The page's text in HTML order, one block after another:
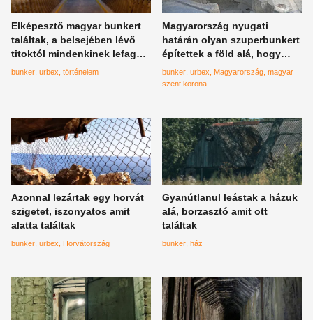
Elképesztő magyar bunkert
találtak, a belsejében lévő
titoktól mindenkinek lefagy a
mosoly az arcáról
bunker urbex történelem
Magyarország nyugati
határán olyan szuperbunkert
építettek a föld alá, hogy
attól leesik az állad, a Szent
Koronát is őrizték itt
bunker urbex Magyarország magyar
szent korona
Azonnal lezártak egy horvát
szigetet, iszonyatos amit
alatta találtak
bunker urbex Horvátország
Gyanútlanul leástak a házuk
alá, borzasztó amit ott
találtak
bunker ház